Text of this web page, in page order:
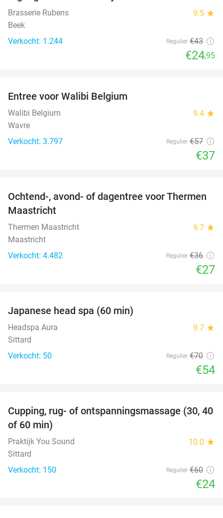
Brasserie Rubens 9.5 star
Beek
Verkocht: 1.244
Regulier €43
€24,95
Entree voor Walibi Belgium
Walibi Belgium 9.4 star
Wavre
Verkocht: 3.797
Regulier €57
€37
25%
Ochtend-, avond- of dagentree voor Thermen
Maastricht
Thermen Maastricht 9.7 star
Maastricht
Verkocht: 4.482
Regulier €36
€27
Japanese head spa (60 min)
Headspa Aura 9.7 star
Sittard
Verkocht: 50
Regulier €70
€54
60%
Cupping, rug- of ontspanningsmassage (30, 40
of 60 min)
Praktijk You Sound 10.0 star
Sittard
Verkocht: 150
Regulier €60
€24